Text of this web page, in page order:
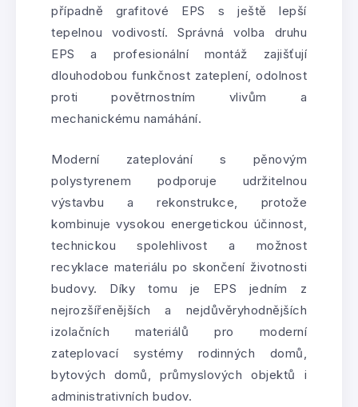
případně grafitové EPS s ještě lepší
tepelnou vodivostí. Správná volba druhu
EPS a profesionální montáž zajišťují
dlouhodobou funkčnost zateplení, odolnost
proti povětrnostním vlivům a
mechanickému namáhání.
Moderní zateplování s pěnovým
polystyrenem podporuje udržitelnou
výstavbu a rekonstrukce, protože
kombinuje vysokou energetickou účinnost,
technickou spolehlivost a možnost
recyklace materiálu po skončení životnosti
budovy. Díky tomu je EPS jedním z
nejrozšířenějších a nejdůvěryhodnějších
izolačních materiálů pro moderní
zateplovací systémy rodinných domů,
bytových domů, průmyslových objektů i
administrativních budov.